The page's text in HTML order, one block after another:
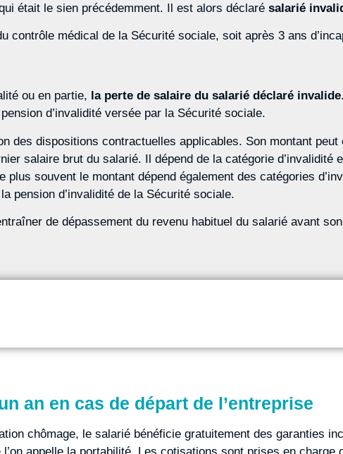
était le sien précédemment. Il est alors déclaré salarié
contrôle médical de la Sécurité sociale, soit après 3 ans
ou en partie, la perte de salaire du salarié déclaré invalide
d’invalidité versée par la Sécurité sociale.
des dispositions contractuelles applicables. Son montant peut
salaire brut du salarié. Il dépend de la catégorie d’invalidité
souvent le montant dépend également des catégories
pension d’invalidité de la Sécurité sociale.
de dépassement du revenu habituel du salarié avant
an en cas de départ de l’entreprise
chômage, le salarié bénéficie gratuitement des garanties
appelle la portabilité. Les cotisations sont prises en charge